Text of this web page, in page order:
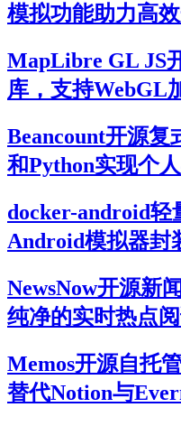
模拟功能助力高
MapLibre GL JS
库，支持WebGL
Beancount开源
和Python实现个
docker-android轻
Android模拟器封
NewsNow开源新
纯净的实时热点
Memos开源自托
替代Notion与